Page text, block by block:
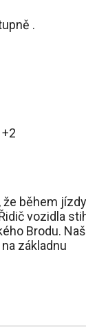
.
během
vozidla
Brodu.
základnu